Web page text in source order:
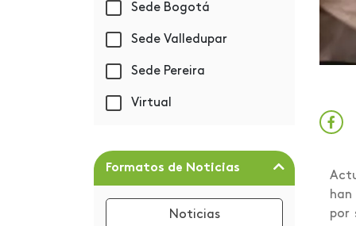
Universitario
Place to Work
Sede Bogotá
Sede Valledupar
Sede Pereira
Virtual
Formatos de Noticias
Noticias
por